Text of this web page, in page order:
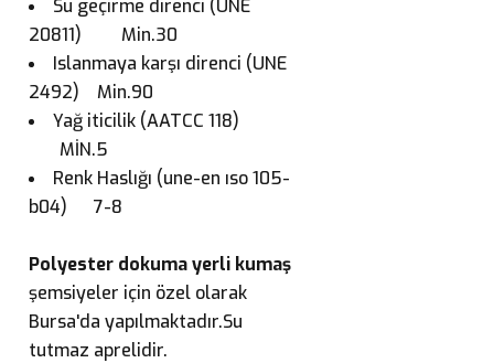
Su geçirme direnci (UNE
20811) Min.30
Islanmaya karşı direnci (UNE
2492) Min.90
Yağ iticilik (AATCC 118)
MİN.5
Renk Haslığı (une-en ıso 105-
b04) 7-8
Polyester dokuma yerli kumaş
şemsiyeler için özel olarak
Bursa'da yapılmaktadır.Su
tutmaz aprelidir.